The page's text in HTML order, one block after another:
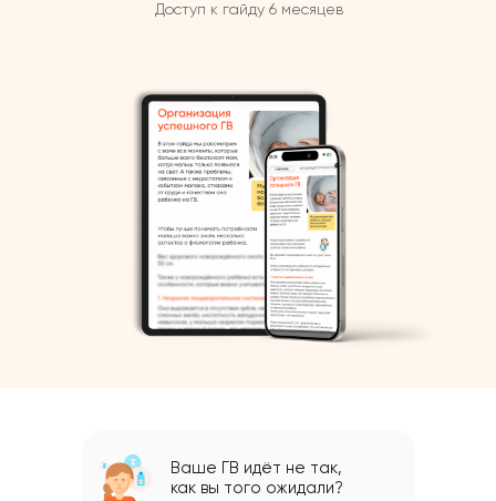
Доступ к гайду 6 месяцев
Ваше ГВ идёт не так,
как вы того ожидали?